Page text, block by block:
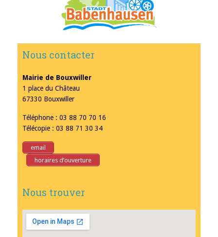
Nous contacter
Mairie de Bouxwiller
1 place du Château
67330 Bouxwiller
Téléphone : 03 88 70 70 16
Télécopie : 03 88 71 30 34
email
horaires d’ouverture
Nous trouver